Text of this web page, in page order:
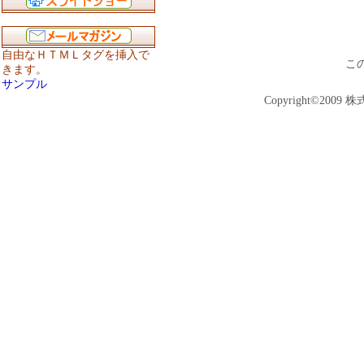
自由なＨＴＭＬタグを挿入で
きます。
サンプル
こ
Copyright©2009 株